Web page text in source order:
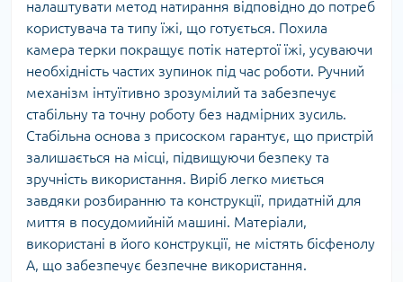
налаштувати метод натирання відповідно до потреб
користувача та типу їжі, що готується. Похила
камера терки покращує потік натертої їжі, усуваючи
необхідність частих зупинок під час роботи. Ручний
механізм інтуїтивно зрозумілий та забезпечує
стабільну та точну роботу без надмірних зусиль.
Стабільна основа з присоском гарантує, що пристрій
залишається на місці, підвищуючи безпеку та
зручність використання. Виріб легко миється
завдяки розбиранню та конструкції, придатній для
миття в посудомийній машині. Матеріали,
використані в його конструкції, не містять бісфенолу
А, що забезпечує безпечне використання.